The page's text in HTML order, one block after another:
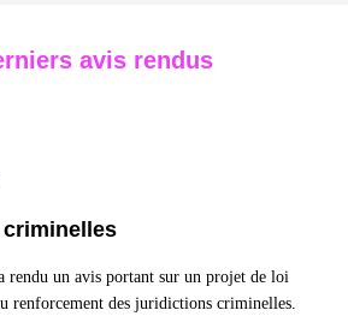
avis rendus
rendu un avis portant sur un projet de loi
renforcement des juridictions criminelles.